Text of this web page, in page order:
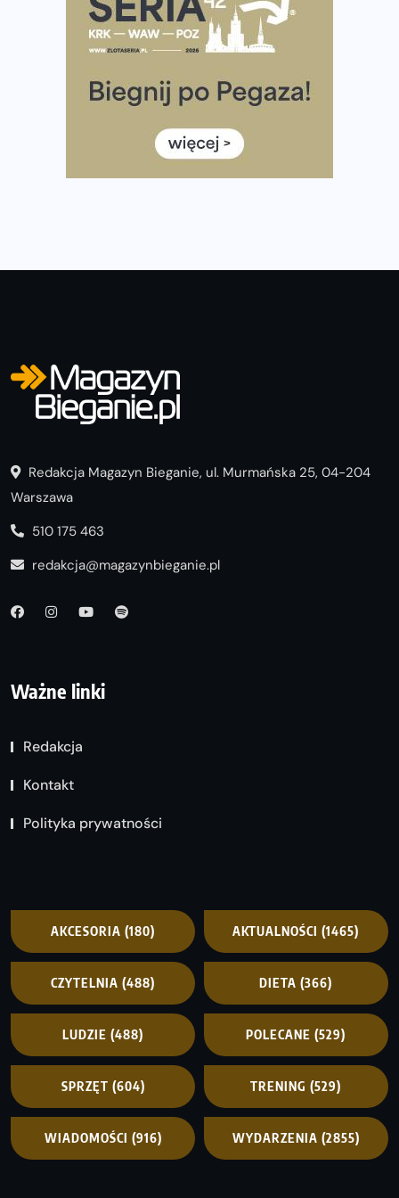
Tętno vs tempo – czym kierować się w bieganiu?
Co ma dużo białka? Produkty, które warto włączyć do
Rozbiegany Olsztyn szykuje się na weekend z
Już w tę sobotę 35. Bieg Powstania Warszawskiego.
Wystartuje rekordowa liczba uczestników
Redakcja Magazyn Bieganie, ul. Murmańska 25, 04-204
Warszawa
510 175 463
redakcja@magazynbieganie.pl
Ważne linki
Redakcja
Kontakt
Polityka prywatności
AKCESORIA (180) AKTUALNOŚCI (1465)
CZYTELNIA (488) DIETA (366)
LUDZIE (488) POLECANE (529)
SPRZĘT (604) TRENING (529)
WIADOMOŚCI (916) WYDARZENIA (2855)